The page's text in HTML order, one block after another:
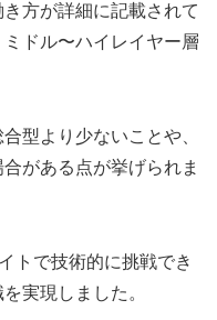
方が詳細に記載されて
ドル〜ハイレイヤー層
型より少ないことや、
がある点が挙げられま
トで技術的に挑戦でき
実現しました。